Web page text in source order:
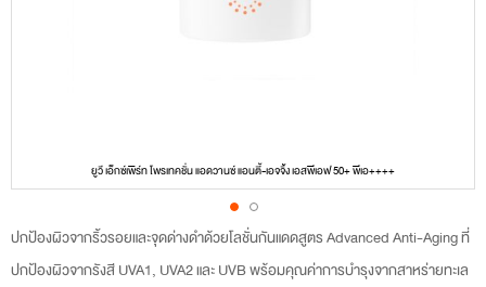
ปกป้องผิวจากริ้วรอยและจุดด่างดำด้วยโลชั่นกันแดดสูตร Advanced Anti-Aging ที่
ปกป้องผิวจากรังสี UVA1, UVA2 และ UVB พร้อมคุณค่าการบำรุงจากสาหร่ายทะเล
ยูวี เอ็กซ์เพิร์ท โพรเทคชั่น แอดวานซ์ แอนตี้-เอจจิ้ง เอสพีเอฟ 50+ พีเอ++++
Skip
to